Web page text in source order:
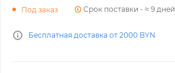
Под заказ Срок поставки - ≈ 9 дней
Бесплатная доставка от 2000 BYN